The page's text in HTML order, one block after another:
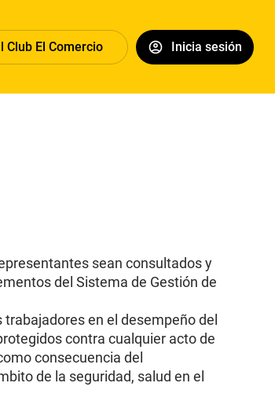
Club El Comercio Inicia sesión
sean consultados y
del Sistema de Gestión de
en el desempeño del
contra cualquier acto de
consecuencia del
de la seguridad, salud en el